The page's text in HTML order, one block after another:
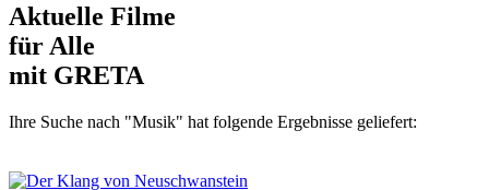
Aktuelle Filme
für Alle
mit GRETA
Ihre Suche nach "Musik" hat folgende Ergebnisse geliefert: